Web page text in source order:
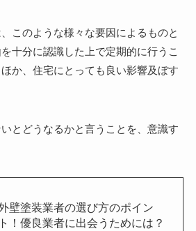
このような様々な要因によるものと
十分に認識した上で定期的に行うこ
か、住宅にとっても良い影響及ぼす
とどうなるかと言うことを、意識す
壁塗装業者の選び方のポイン
ト！優良業者に出会うためには？